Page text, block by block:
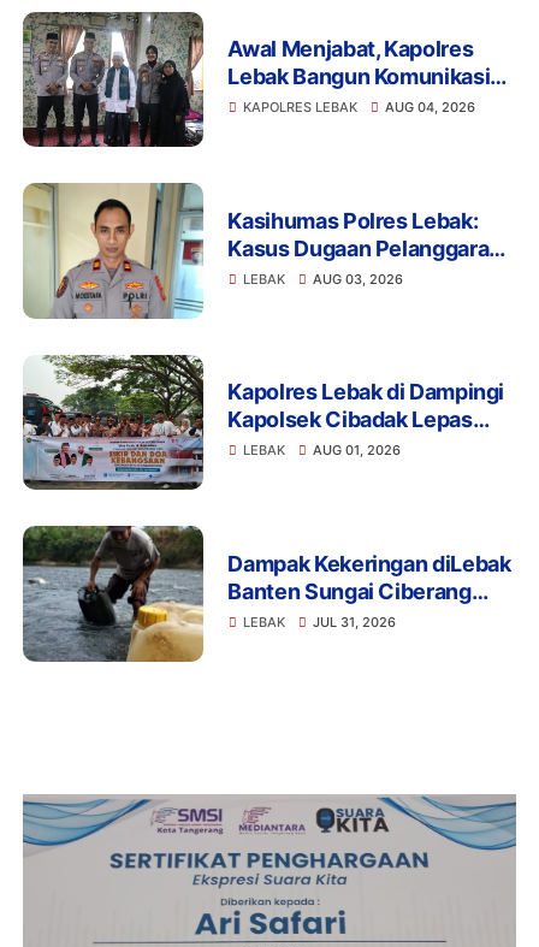
Awal Menjabat, Kapolres
Lebak Bangun Komunikasi
dengan Ulama demi
KAPOLRES LEBAK AUG 04, 2026
Kasihumas Polres Lebak:
Kasus Dugaan Pelanggaran
Disiplin Anggota Polri
LEBAK AUG 03, 2026
Kapolres Lebak di Dampingi
Kapolsek Cibadak Lepas
Pemberangkatan ASN dan
LEBAK AUG 01, 2026
Dampak Kekeringan diLebak
Banten Sungai Ciberang
Jadi Solusi Pemerintah
LEBAK JUL 31, 2026